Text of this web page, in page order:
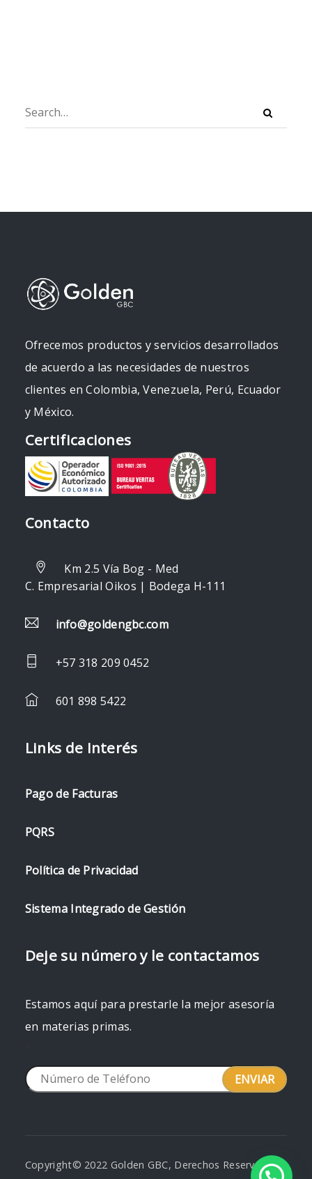
Ofrecemos productos y servicios desarrollados
de acuerdo a las necesidades de nuestros
clientes en Colombia, Venezuela, Perú, Ecuador
y México.
Certificaciones
Contacto
Km 2.5 Vía Bog - Med
C. Empresarial Oikos | Bodega H-111
info@goldengbc.com
+57 318 209 0452
601 898 5422
Links de Interés
Pago de Facturas
PQRS
Política de Privacidad
Sistema Integrado de Gestión
Deje su número y le contactamos
Estamos aquí para prestarle la mejor asesoría
en materias primas.
Copyright© 2022 Golden GBC, Derechos Reservados